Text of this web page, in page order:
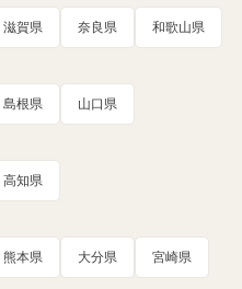
滋賀県 奈良県 和歌山県
島根県 山口県
高知県
熊本県 大分県 宮崎県